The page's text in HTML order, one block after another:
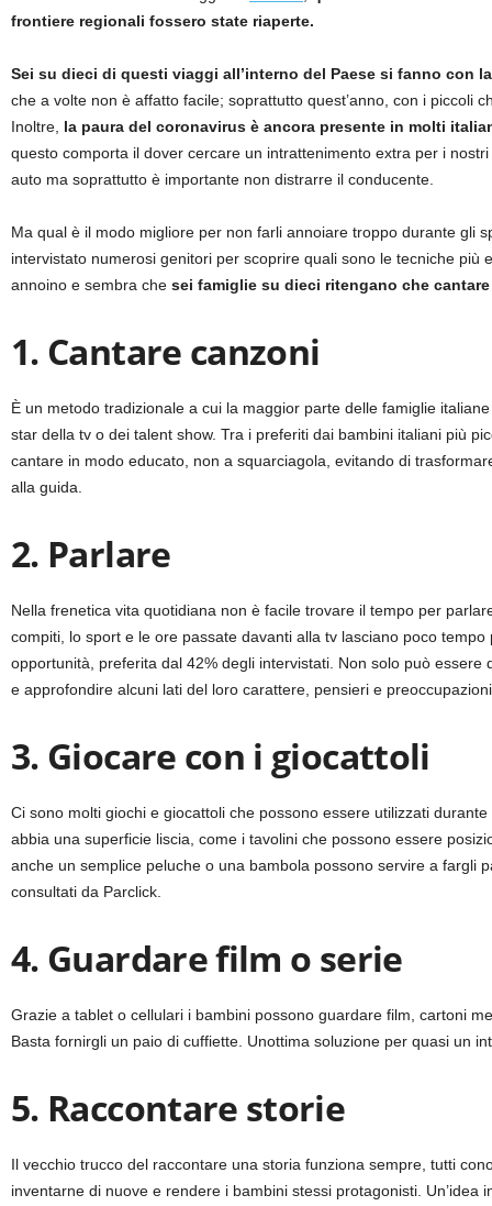
frontiere regionali fossero state riaperte.
Sei su dieci di questi viaggi all’interno del Paese si fanno con
che a volte non è affatto facile; soprattutto quest’anno, con i piccoli
Inoltre, la paura del coronavirus è ancora presente in molti
questo comporta il dover cercare un intrattenimento extra per i
auto ma soprattutto è importante non distrarre il conducente.
Ma qual è il modo migliore per non farli annoiare troppo durante gli
intervistato numerosi genitori per scoprire quali sono le tecniche
annoino e sembra che sei famiglie su dieci ritengano che
1. Cantare canzoni
È un metodo tradizionale a cui la maggior parte delle famiglie
star della tv o dei talent show. Tra i preferiti dai bambini italiani più
cantare in modo educato, non a squarciagola, evitando di
alla guida.
2. Parlare
Nella frenetica vita quotidiana non è facile trovare il tempo per
compiti, lo sport e le ore passate davanti alla tv lasciano poco
opportunità, preferita dal 42% degli intervistati. Non solo può
e approfondire alcuni lati del loro carattere, pensieri e
3. Giocare con i giocattoli
Ci sono molti giochi e giocattoli che possono essere utilizzati
abbia una superficie liscia, come i tavolini che possono essere
anche un semplice peluche o una bambola possono servire a fargli
consultati da Parclick.
4. Guardare film o serie
Grazie a tablet o cellulari i bambini possono guardare film, cartoni
Basta fornirgli un paio di cuffiette. Unottima soluzione per quasi un
5. Raccontare storie
Il vecchio trucco del raccontare una storia funziona sempre, tutti
inventarne di nuove e rendere i bambini stessi protagonisti.